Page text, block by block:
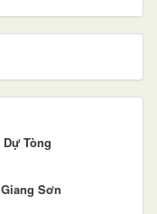
Tòng
Sơn